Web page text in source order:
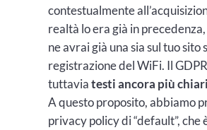
contestualmente
realtà lo era già in
ne avrai già una sia sul tuo sito
registrazione del WiFi. Il
tuttaviatesti ancora più
A questo proposito, abbiamo
privacy policy di “default”, che